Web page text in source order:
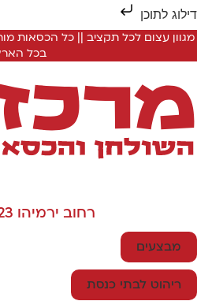
לתוכן
מגוון עצום לכל תקציב || כל הכסאות
בכל
רחוב ירמיהו 23, ירושלים
מבצעים
ריהוט לבתי כנסת